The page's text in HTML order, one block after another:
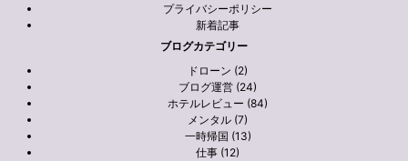
プライバシーポリシー
新着記事
ブログカテゴリー
ドローン (2)
ブログ運営 (24)
ホテルレビュー (84)
メンタル (7)
一時帰国 (13)
仕事 (12)